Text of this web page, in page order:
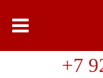
+7